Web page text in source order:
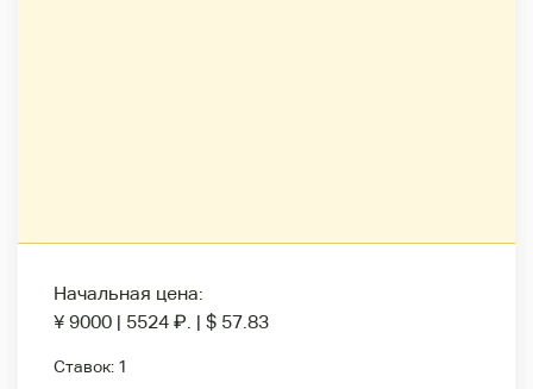
Начальная цена:
¥ 9000 | 5524 ₽. | $ 57.83
Ставок: 1